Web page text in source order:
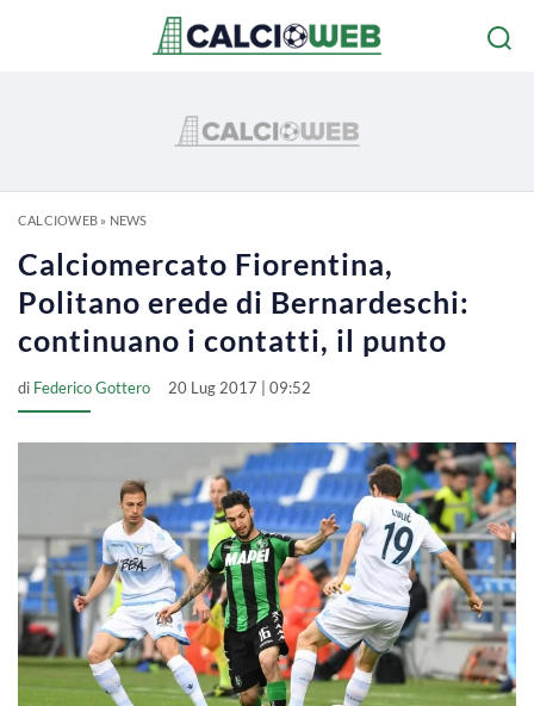
CALCIOWEB» NEWS
Calciomercato Fiorentina,
Politano erede di Bernardeschi:
continuano i contatti, il punto
di Federico Gottero 20 Lug 2017 | 09:52